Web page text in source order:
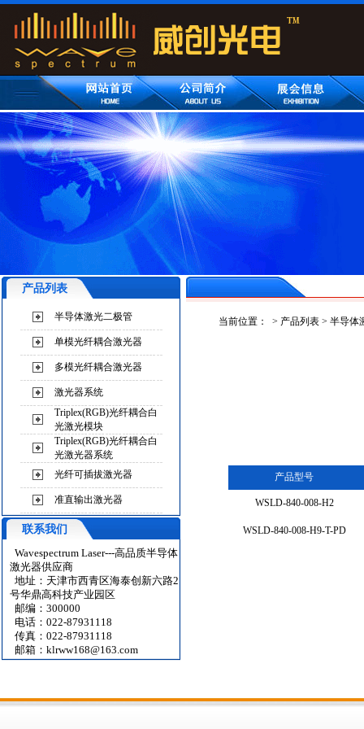
产品列表
半导体激光二极管
单模光纤耦合激光器
多模光纤耦合激光器
激光器系统
Triplex(RGB)光纤耦合白
光激光模块
Triplex(RGB)光纤耦合白
光激光器系统
光纤可插拔激光器
准直输出激光器
联系我们
Wavespectrum Laser---高品质半导体
激光器供应商
地址：天津市西青区海泰创新六路2
号华鼎高科技产业园区
邮编：300000
电话：022-87931118
传真：022-87931118
邮箱： klrww168@163.com
当前位置： > 产品列表> 半导体
产品型号
WSLD-840-008-H2
WSLD-840-008-H9-T-PD